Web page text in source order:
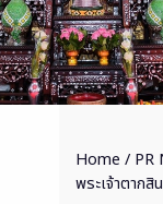
Home / PR
พระเจ้าตากสิ